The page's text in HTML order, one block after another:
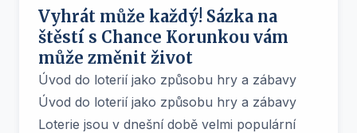
Vyhrát může každý! Sázka na
štěstí s Chance Korunkou vám
může změnit život
Úvod do loterií jako způsobu hry a zábavy
Úvod do loterií jako způsobu hry a zábavy
Loterie jsou v dnešní době velmi populární